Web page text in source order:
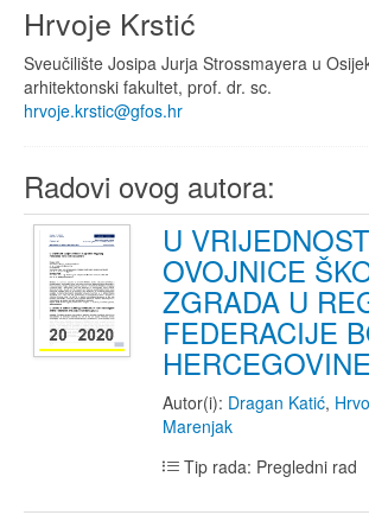
Hrvoje Krstić
Sveučilište Josipa Jurja Strossmayera u
arhitektonski fakultet, prof. dr. sc.
hrvoje.krstic@gfos.hr
Radovi ovog autora:
U
OVOJNICE
ZGRADA U
FEDERACIJE
HERCEGOVINE
Autor(i): Dragan Katić,
Marenjak
Tip rada: Pregledni rad